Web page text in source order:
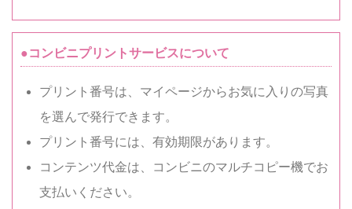
●コンビニプリントサービスについて
プリント番号は、マイページからお気に入りの写真
を選んで発行できます。
プリント番号には、有効期限があります。
コンテンツ代金は、コンビニのマルチコピー機でお
支払いください。